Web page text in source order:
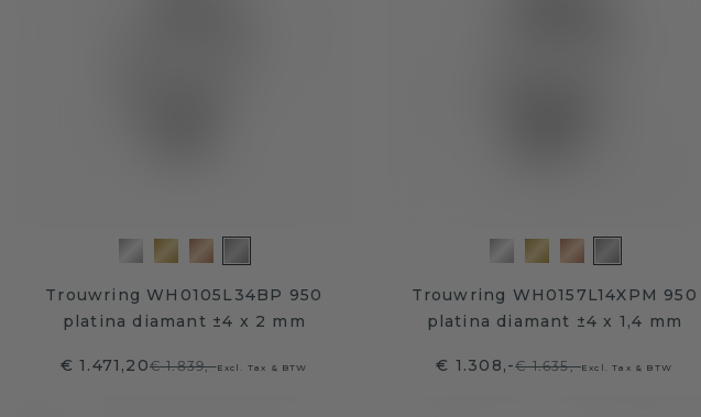
Trouwring WH0105L34BP 950
platina diamant ±4 x 2 mm
€ 1.471,20€ 1.839,-Excl. Tax & BTW
Trouwring WH0157L14XPM 950
platina diamant ±4 x 1,4 mm
€ 1.308,-€ 1.635,-Excl. Tax & BTW